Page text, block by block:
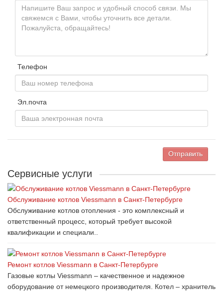
Телефон
Эл.почта
Отправить
Сервисные услуги
Обслуживание котлов Viessmann в Санкт-Петербурге
Обслуживание котлов отопления - это комплексный и
ответственный процесс, который требует высокой
квалификации и специали..
Ремонт котлов Viessmann в Санкт-Петербурге
Газовые котлы Viessmann – качественное и надежное
оборудование от немецкого производителя. Котел – хранитель